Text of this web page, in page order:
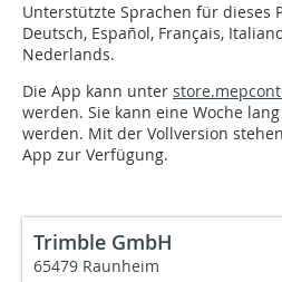
Unterstützte Sprachen für dieses
Deutsch, Español, Français,
Nederlands.
Die App kann unter
werden. Sie kann eine Woche
werden. Mit der Vollversion
App zur Verfügung.
Trimble GmbH
65479 Raunheim